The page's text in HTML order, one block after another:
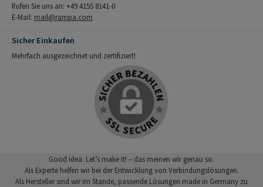
Rufen Sie uns an: +49 4155 8141-0
E-Mail: mail@rampa.com
Sicher Einkaufen
Mehrfach ausgezeichnet und zertifiziert!
Good idea. Let’s make it! – das meinen wir genau so.
Als Experte helfen wir bei der Entwicklung von Verbindungslösungen.
Als Hersteller sind wir im Stande, passende Lösungen made in Germany zu